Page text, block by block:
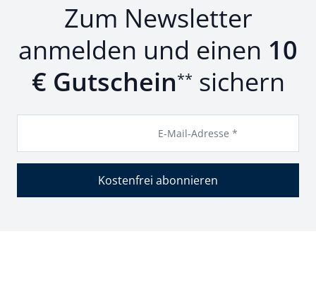
Zum Newsletter
anmelden und einen 10
€ Gutschein** sichern
E-Mail-Adresse *
Kostenfrei abonnieren